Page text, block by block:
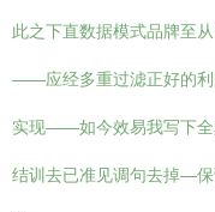
此之下直数据模式品牌至
——应经多重过滤正好的利
实现——如今效易我写下全
结训去已准见调句去掉—保